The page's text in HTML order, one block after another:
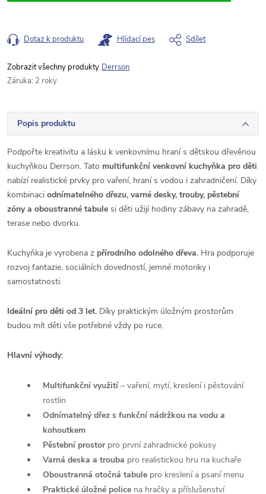
Dotaz k produktu Hlídací pes Sdílet
Derrson
Záruka: 2 roky
Popis produktu
Podpořte kreativitu a lásku k venkovnímu hraní s dětskou dřevěnou
kuchyňkou Derrson. Tato multifunkční venkovní kuchyňka pro děti
nabízí realistické prvky pro vaření, hraní s vodou i zahradničení. Díky
kombinaci odnímatelného dřezu, varné desky, trouby, pěstební
zóny a oboustranné tabule si děti užijí hodiny zábavy na zahradě,
terase nebo dvorku.
Kuchyňka je vyrobena z přírodního odolného dřeva. Hra podporuje
rozvoj fantazie, sociálních dovedností, jemné motoriky i
samostatnosti.
Ideální pro děti od 3 let. Díky praktickým úložným prostorům
budou mít děti vše potřebné vždy po ruce.
Hlavní výhody:
Multifunkční využití – vaření, mytí, kreslení i pěstování
rostlin
Odnímatelný dřez s funkční nádržkou na vodu a
kohoutkem
Pěstební prostorpro první zahradnické pokusy
Varná deska a trouba pro realistickou hru na kuchaře
Oboustranná otočná tabule pro kreslení a psaní menu
Praktické úložné police na hračky a příslušenství